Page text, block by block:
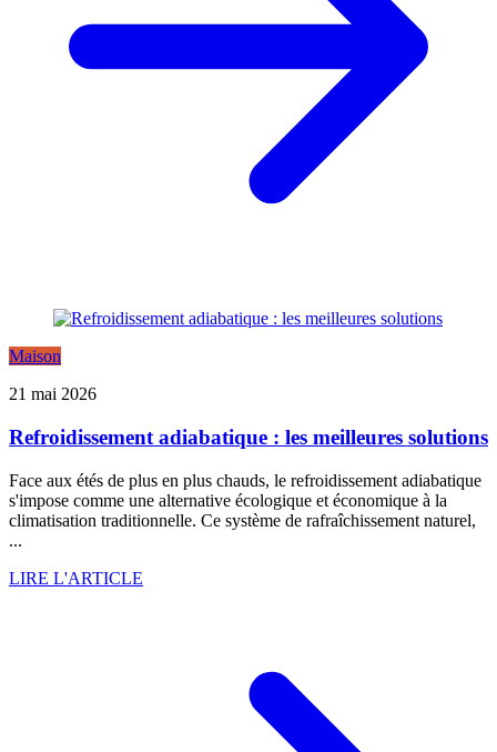
Maison
21 mai 2026
Refroidissement adiabatique : les meilleures solutions
Face aux étés de plus en plus chauds, le refroidissement adiabatique
s'impose comme une alternative écologique et économique à la
climatisation traditionnelle. Ce système de rafraîchissement naturel,
...
LIRE L'ARTICLE